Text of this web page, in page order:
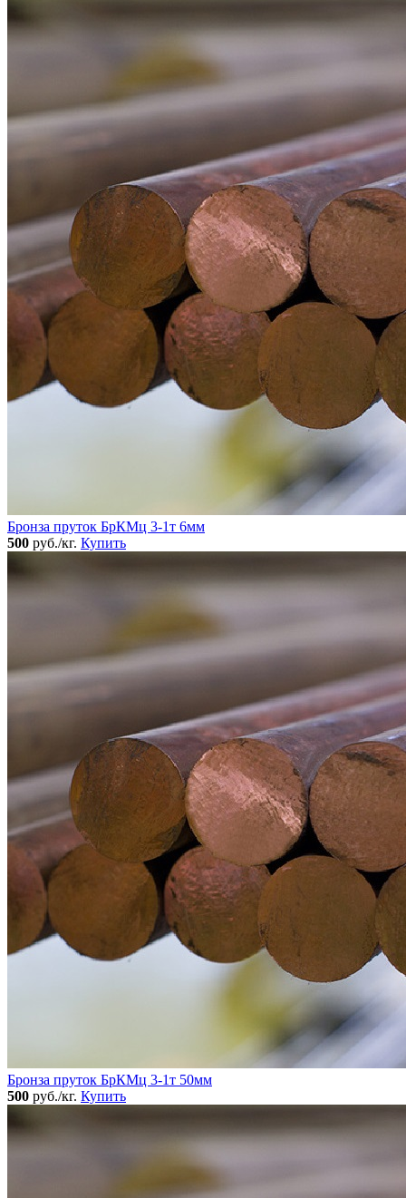
Бронза пруток БрКМц 3-1т 6мм
500 руб./кг. Купить
Бронза пруток БрКМц 3-1т 50мм
500 руб./кг. Купить